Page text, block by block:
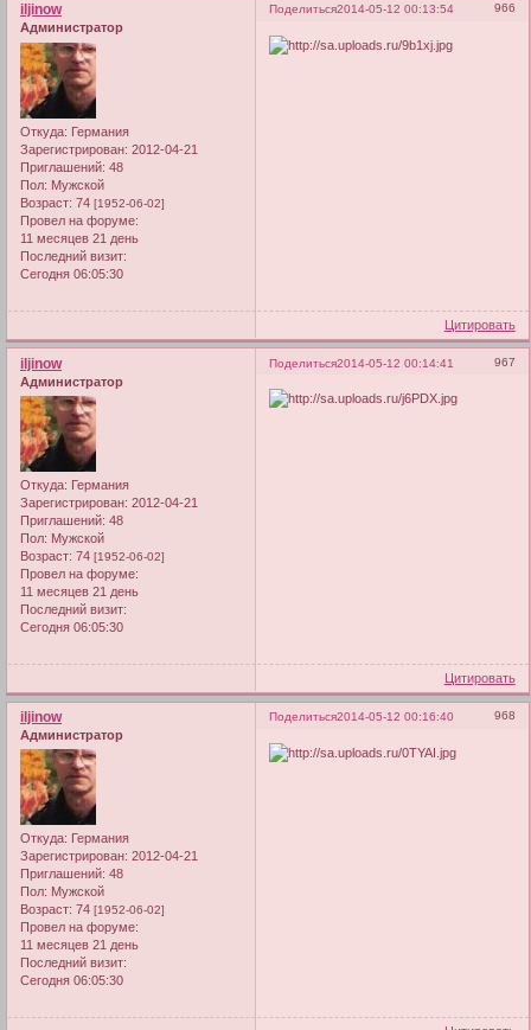
Поделиться 966
2014-05-12 00:13:54
iljinow
Администратор
Откуда: Германия
Зарегистрирован: 2012-04-21
Приглашений: 48
Пол: Мужской
Возраст: 74 [1952-06-02]
Провел на форуме:
11 месяцев 21 день
Последний визит:
Сегодня 06:05:30
Цитировать
Поделиться 967
2014-05-12 00:14:41
iljinow
Администратор
Откуда: Германия
Зарегистрирован: 2012-04-21
Приглашений: 48
Пол: Мужской
Возраст: 74 [1952-06-02]
Провел на форуме:
11 месяцев 21 день
Последний визит:
Сегодня 06:05:30
Цитировать
Поделиться 968
2014-05-12 00:16:40
iljinow
Администратор
Откуда: Германия
Зарегистрирован: 2012-04-21
Приглашений: 48
Пол: Мужской
Возраст: 74 [1952-06-02]
Провел на форуме:
11 месяцев 21 день
Последний визит:
Сегодня 06:05:30